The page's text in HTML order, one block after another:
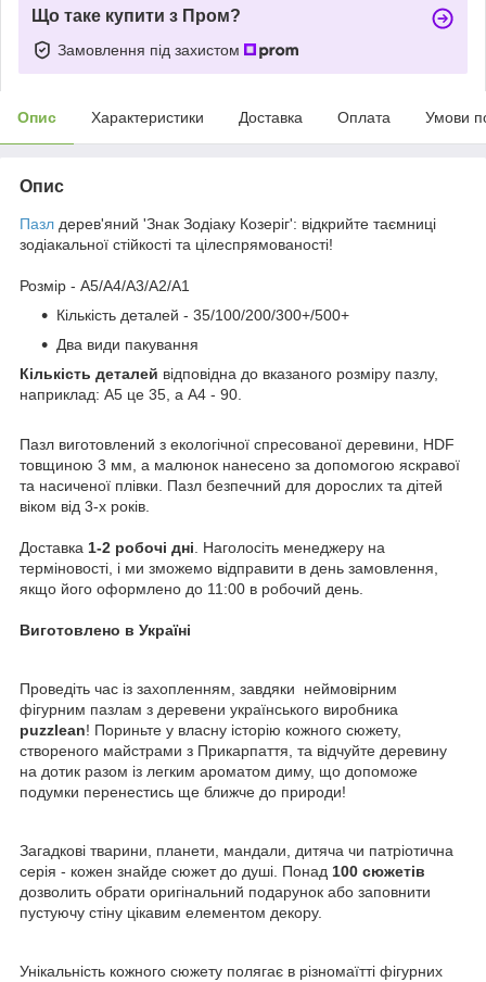
Що таке купити з Пром?
Замовлення під захистом
Опис Характеристики Доставка Оплата Умови
Опис
Пазл дерев'яний 'Знак Зодіаку Козеріг': відкрийте таємниці
зодіакальної стійкості та цілеспрямованості!
Розмір - A5/A4/A3/A2/A1
Кількість деталей - 35/100/200/300+/500+
Два види пакування
Кількість деталей відповідна до вказаного розміру пазлу,
наприклад: А5 це 35, а А4 - 90.
Пазл виготовлений з екологічної спресованої деревини, HDF
товщиною 3 мм, а малюнок нанесено за допомогою яскравої
та насиченої плівки. Пазл безпечний для дорослих та дітей
віком від 3-х років.
Доставка 1-2 робочі дні . Наголосіть менеджеру на
терміновості, і ми зможемо відправити в день замовлення,
якщо його оформлено до 11:00 в робочий день.
Виготовлено в Україні
Проведіть час із захопленням, завдяки неймовірним
фігурним пазлам з деревени українського виробника
puzzlean! Пориньте у власну історію кожного сюжету,
створеного майстрами з Прикарпаття, та відчуйте деревину
на дотик разом із легким ароматом диму, що допоможе
подумки перенестись ще ближче до природи!
Загадкові тварини, планети, мандали, дитяча чи патріотична
серія - кожен знайде сюжет до душі. Понад 100 сюжетів
дозволить обрати оригінальний подарунок або заповнити
пустуючу стіну цікавим елементом декору.
Унікальність кожного сюжету полягає в різномаїтті фігурних